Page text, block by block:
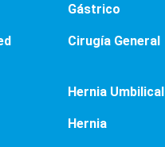
Gástrico
Cirugía General
Hernia Umbilical
Hernia